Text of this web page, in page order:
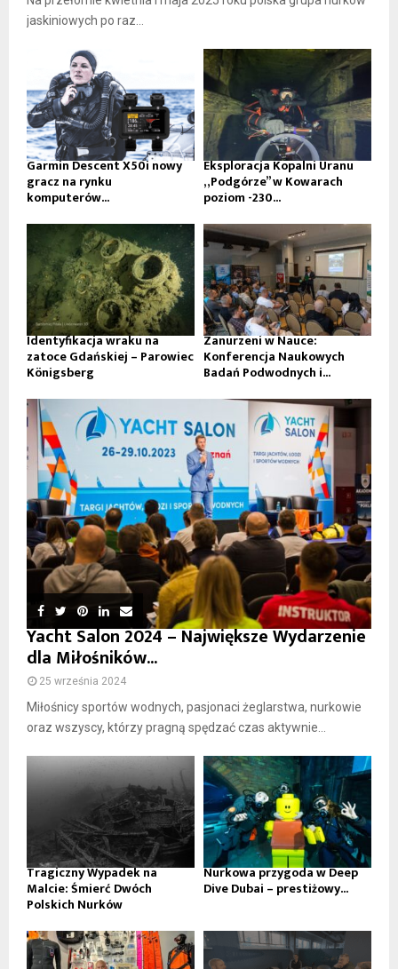
jaskiniowych po raz...
Garmin Descent X50i nowy
gracz na rynku
komputerów...
Eksploracja Kopalni Uranu
„Podgórze” w Kowarach
poziom -230...
Identyfikacja wraku na
zatoce Gdańskiej – Parowiec
Königsberg
Zanurzeni w Nauce:
Konferencja Naukowych
Badań Podwodnych i...
Yacht Salon 2024 – Największe Wydarzenie
dla Miłośników...
25 września 2024
Miłośnicy sportów wodnych, pasjonaci żeglarstwa, nurkowie
oraz wszyscy, którzy pragną spędzać czas aktywnie...
Tragiczny Wypadek na
Malcie: Śmierć Dwóch
Polskich Nurków
Nurkowa przygoda w Deep
Dive Dubai – prestiżowy...